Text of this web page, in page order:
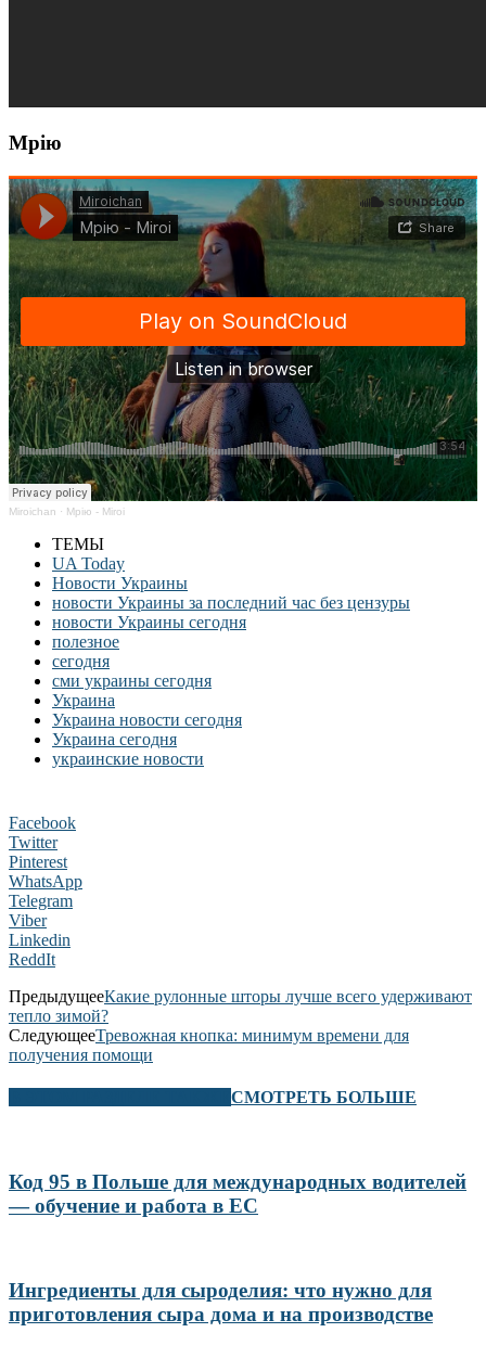
Мрію
Miroichan · Мрію - Miroi
ТЕМЫ
UA Today
Новости Украины
новости Украины за последний час без цензуры
новости Украины сегодня
полезное
сегодня
сми украины сегодня
Украина
Украина новости сегодня
Украина сегодня
украинские новости
Facebook
Twitter
Pinterest
WhatsApp
Telegram
Viber
Linkedin
ReddIt
ПредыдущееКакие рулонные шторы лучше всего удерживают
тепло зимой?
СледующееТревожная кнопка: минимум времени для
получения помощи
СМОТРЕТЬ БОЛЬШЕ
Код 95 в Польше для международных водителей
— обучение и работа в ЕС
Ингредиенты для сыроделия: что нужно для
приготовления сыра дома и на производстве